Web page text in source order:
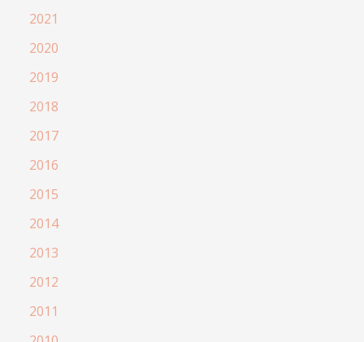
2021
2020
2019
2018
2017
2016
2015
2014
2013
2012
2011